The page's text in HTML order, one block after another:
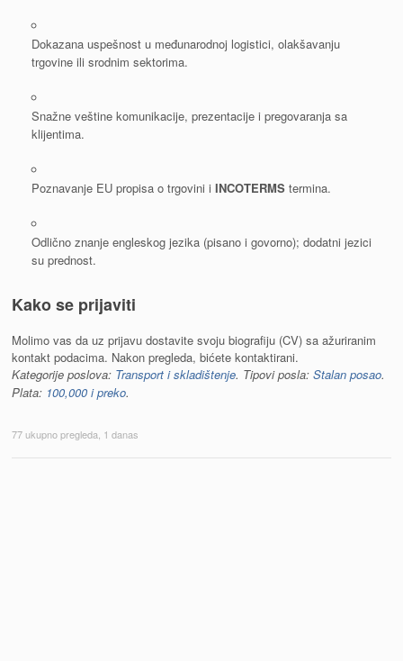
Dokazana uspešnost u međunarodnoj logistici, olakšavanju
trgovine ili srodnim sektorima.
Snažne veštine komunikacije, prezentacije i pregovaranja sa
klijentima.
Poznavanje EU propisa o trgovini i INCOTERMStermina.
Odlično znanje engleskog jezika (pisano i govorno); dodatni jezici
su prednost.
Kako se prijaviti
Molimo vas da uz prijavu dostavite svoju biografiju (CV) sa ažuriranim
kontakt podacima. Nakon pregleda, bićete kontaktirani.
Kategorije poslova: Transport i skladištenje. Tipovi posla:Stalan posao.
Plata: 100,000 i preko.
77 ukupno pregleda, 1 danas